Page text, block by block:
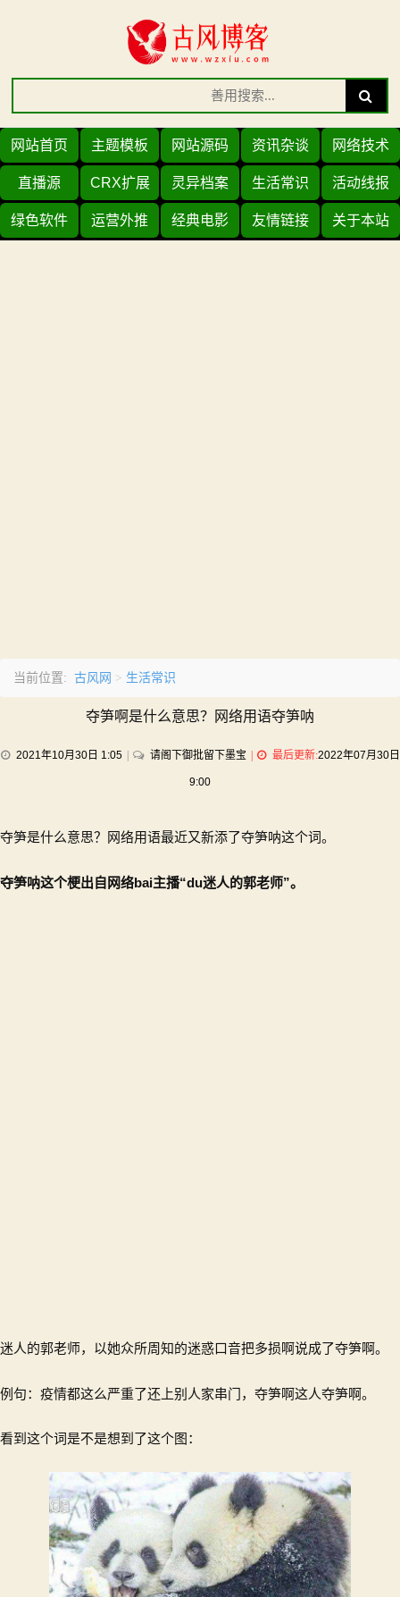
Search
for:
Search
网站首页 主题模板 网站源码 资讯杂谈 网络技术
直播源 CRX扩展 灵异档案 生活常识 活动线报
绿色软件 运营外推 经典电影 友情链接 关于本站
当前位置: 古风网 > 生活常识
夺笋啊是什么意思？网络用语夺笋呐
2021年10月30日 1:05 请阁下御批留下墨宝on
是
么
最后更新:2022年07月30日
9:00
夺笋是什么意思？网络用语最近又新添了夺笋呐这个词。
夺笋呐这个梗出自网络bai主播“du迷人的郭老师”。
迷人的郭老师，以她众所周知的迷惑口音把多损啊说成了夺笋啊。
例句：疫情都这么严重了还上别人家串门，夺笋啊这人夺笋啊。
看到这个词是不是想到了这个图：